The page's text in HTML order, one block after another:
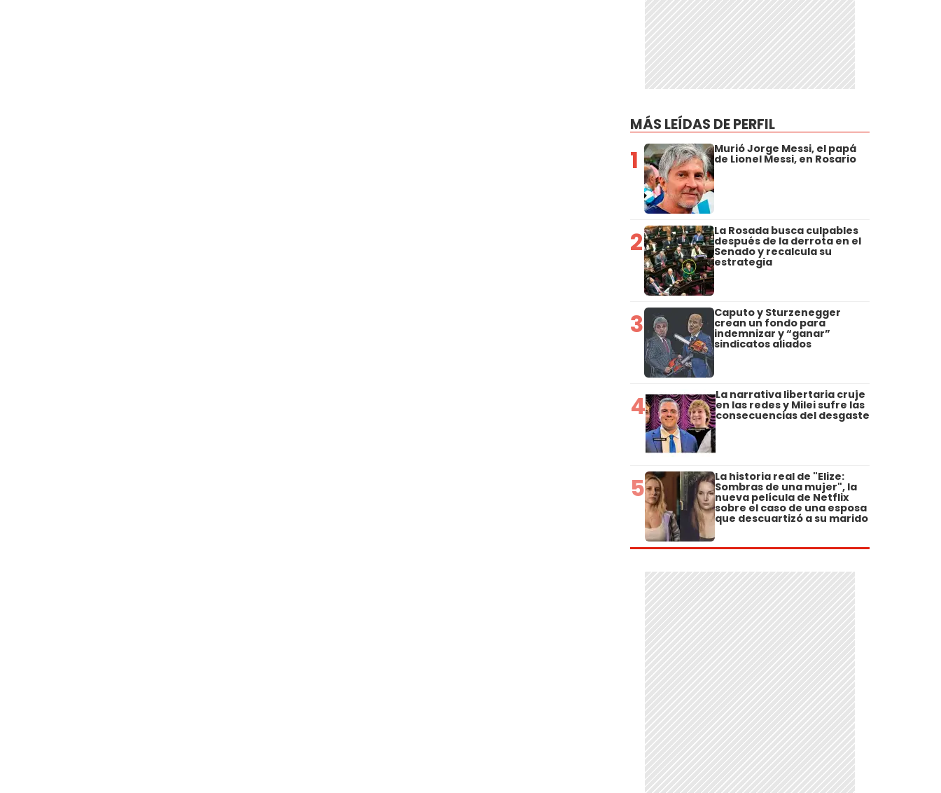
MÁS LEÍDAS DE PERFIL
1 Murió Jorge Messi, el papá
de Lionel Messi, en Rosario
2 La Rosada busca culpables
después de la derrota en el
Senado y recalcula su
estrategia
3 Caputo y Sturzenegger
crean un fondo para
indemnizar y “ganar”
sindicatos aliados
4 La narrativa libertaria cruje
en las redes y Milei sufre las
consecuencias del desgaste
5 La historia real de "Elize:
Sombras de una mujer", la
nueva película de Netflix
sobre el caso de una esposa
que descuartizó a su marido